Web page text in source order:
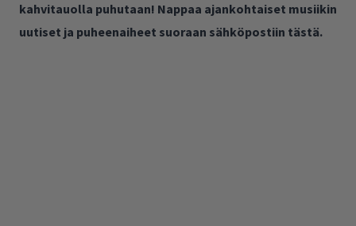
kahvitauolla puhutaan! Nappaa ajankohtaiset musiikin
uutiset ja puheenaiheet suoraan sähköpostiin tästä.